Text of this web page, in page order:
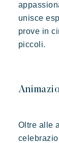
Le
unisce
prove in
piccoli.
Oltre alle